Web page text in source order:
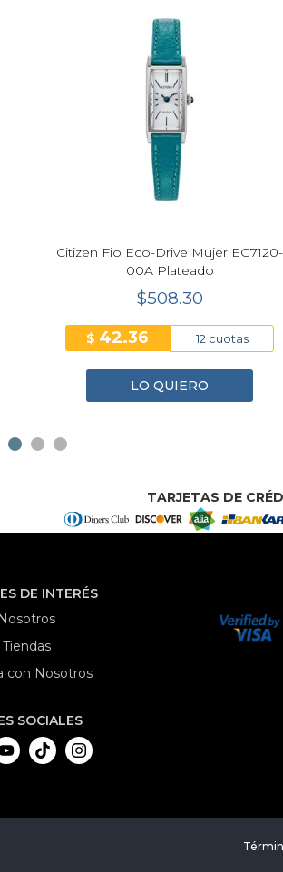
Citizen Fio Eco-Drive Mujer EG7120-
00A Plateado
$508.30
$ 42.36 12 cuotas
LO QUIERO
Next
TARJETAS DE
DE INTERÉS
Nosotros
Tiendas
con Nosotros
SOCIALES